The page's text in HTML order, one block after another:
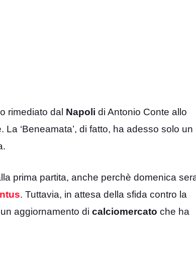
rimediato dal Napoli di Antonio Conte allo
‘Beneamata’, di fatto, ha adesso solo un
prima partita, anche perchè domenica
. Tuttavia, in attesa della sfida contro la
aggiornamento di calciomercato che ha